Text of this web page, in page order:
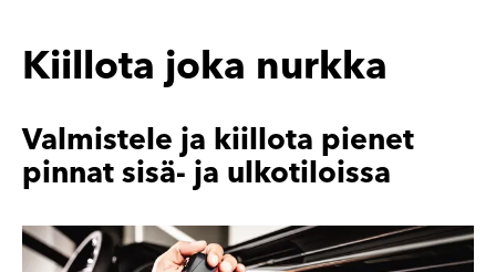
Kiillota joka nurkka
Valmistele ja kiillota pienet
pinnat sisä- ja ulkotiloissa